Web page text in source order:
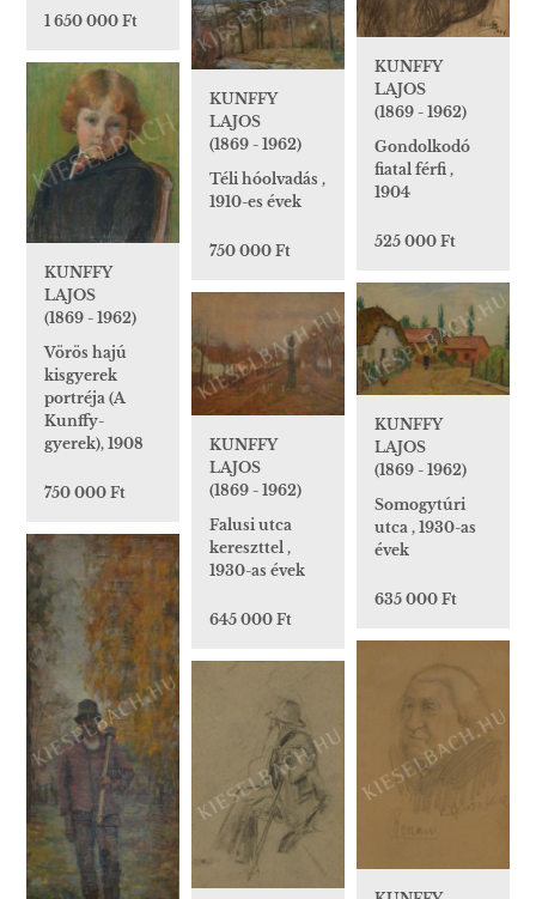
1 650 000 Ft
KUNFFY
LAJOS
(1869 - 1962)
Gondolkodó
fiatal férfi ,
1904
525 000 Ft
KUNFFY
LAJOS
(1869 - 1962)
Téli hóolvadás ,
1910-es évek
750 000 Ft
KUNFFY
LAJOS
(1869 - 1962)
Vörös hajú
kisgyerek
portréja (A
Kunffy-
gyerek), 1908
750 000 Ft
KUNFFY
LAJOS
(1869 - 1962)
Somogytúri
utca , 1930-as
évek
635 000 Ft
KUNFFY
LAJOS
(1869 - 1962)
Falusi utca
kereszttel ,
1930-as évek
645 000 Ft